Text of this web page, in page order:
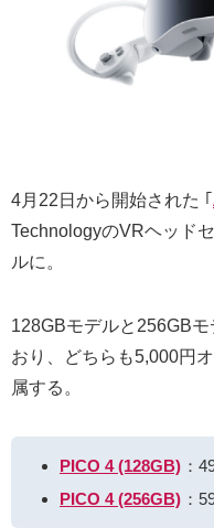
4月22日から開始された ｢
TechnologyのVRヘッド
ルに。
128GBモデルと256GB
おり、どちらも5,000円
属する。
PICO 4 (128GB) ：
PICO 4 (256GB) ：